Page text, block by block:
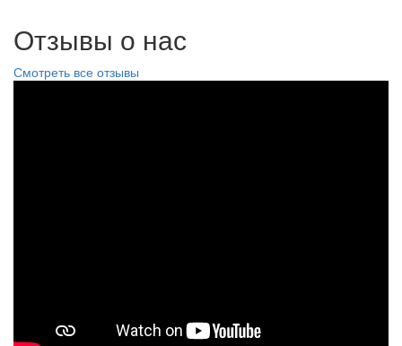
Отзывы о нас
Смотреть все отзывы